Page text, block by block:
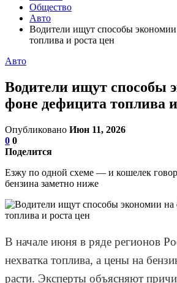
Общество
Авто
Водители ищут способы
топлива и роста цен
Авто
Водители ищут способы
фоне дефицита топлива
Опубликовано Июн 11, 2026
0 0
Поделится
Езжу по одной схеме — и кошелек
бензина заметно ниже
В начале июня в ряде регионов
нехватка топлива, а цены на
расти. Эксперты объясняют